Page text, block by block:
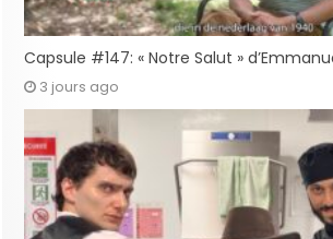
Capsule #147: « Notre Salut »
3 jours ago